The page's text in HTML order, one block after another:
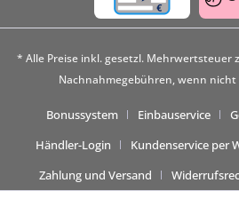
* Alle Preise inkl. gesetzl. Mehrwertsteuer
Nachnahmegebühren, wenn nicht
Bonussystem Einbauservice
Händler-Login
Kundenservice per
Zahlung und Versand